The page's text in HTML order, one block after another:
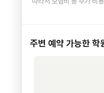
주변 예약 가능한 학